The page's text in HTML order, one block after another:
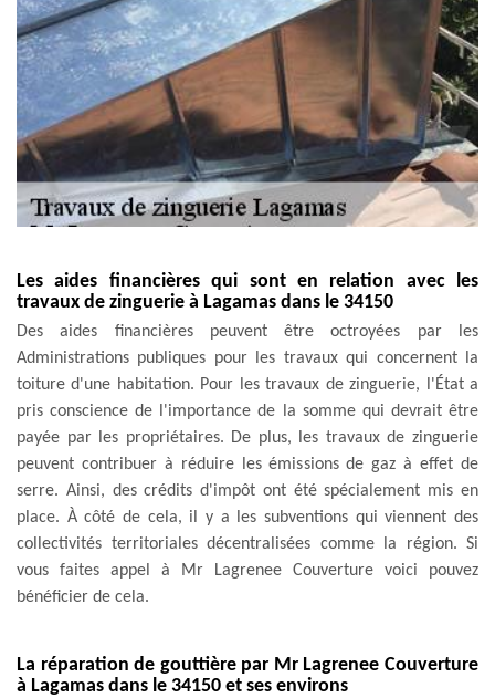
Les aides financières qui sont en relation avec les
travaux de zinguerie à Lagamas dans le 34150
Des aides financières peuvent être octroyées par les
Administrations publiques pour les travaux qui concernent la
toiture d'une habitation. Pour les travaux de zinguerie, l'État a
pris conscience de l'importance de la somme qui devrait être
payée par les propriétaires. De plus, les travaux de zinguerie
peuvent contribuer à réduire les émissions de gaz à effet de
serre. Ainsi, des crédits d'impôt ont été spécialement mis en
place. À côté de cela, il y a les subventions qui viennent des
collectivités territoriales décentralisées comme la région. Si
vous faites appel à Mr Lagrenee Couverture voici pouvez
bénéficier de cela.
La réparation de gouttière par Mr Lagrenee Couverture
à Lagamas dans le 34150 et ses environs